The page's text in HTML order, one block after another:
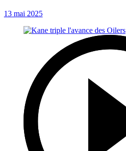
13 mai 2025